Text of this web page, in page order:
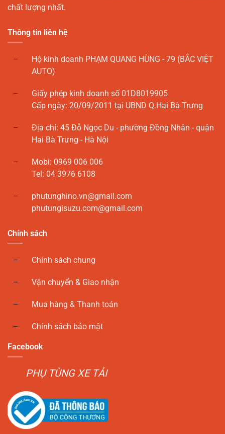
chất lượng nhất.
Thông tin liên hệ
Hộ kinh doanh PHẠM QUANG HÙNG - 79 (BẮC VIỆT
AUTO)
Giấy phép kinh doanh số 01D8019905
Cấp ngày: 20/09/2011 tại UBND Q.Hai Bà Trưng
Địa chỉ: 45 Đỗ Ngọc Du - phường Đồng Nhân - quận
Hai Bà Trưng - Hà Nội
Mobi: 0969 006 006
Tel: 04 3976 6108
phutunghino.vn@gmail.com
phutungisuzu.com@gmail.com
Chính sách
Chính sách chung
Vận chuyển & Giao nhận
Mua hàng & Thanh toán
Chính sách bảo mật
Facebook
PHỤ TÙNG XE TẢI